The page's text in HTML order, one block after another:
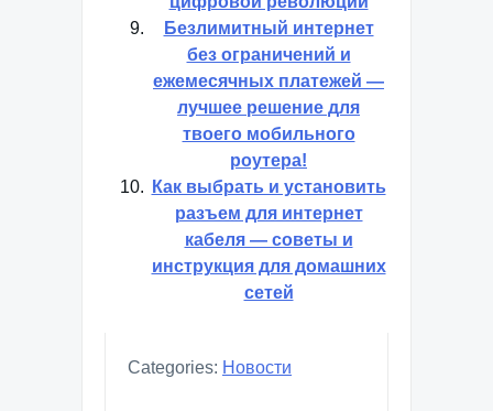
Безлимитный интернет
без ограничений и
ежемесячных платежей —
лучшее решение для
твоего мобильного
роутера!
Как выбрать и установить
разъем для интернет
кабеля — советы и
инструкция для домашних
сетей
Categories: Новости